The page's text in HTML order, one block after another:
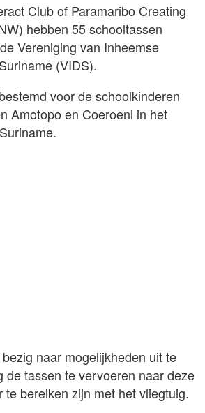
Club of Paramaribo Creating
hebben 55 schooltassen
Vereniging van Inheemse
(VIDS).
voor de schoolkinderen
Amotopo en Coeroeni in het
naar mogelijkheden uit te
de tassen te vervoeren naar deze
te bereiken zijn met het vliegtuig.